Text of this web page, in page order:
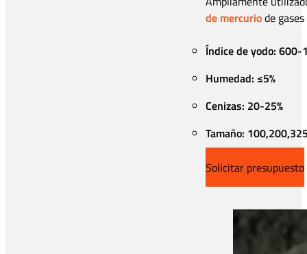
de mercuriode
Índice de yodo: 600-
Humedad: ≤5%
Cenizas: 20-25%
Tamaño:
Solicitar presupuesto